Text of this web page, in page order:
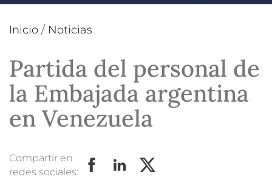
Inicio / Noticias
Partida del personal de
la Embajada argentina
en Venezuela
Compartir en
redes sociales: